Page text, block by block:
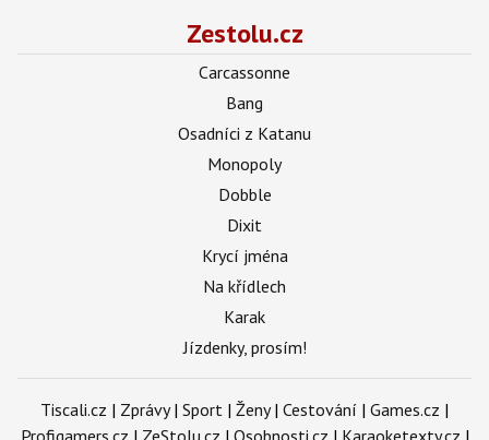
Zestolu.cz
Carcassonne
Bang
Osadníci z Katanu
Monopoly
Dobble
Dixit
Krycí jména
Na křídlech
Karak
Jízdenky, prosím!
Tiscali.cz | Zprávy| Sport | Ženy| Cestování | Games.cz |
Profigamers.cz | ZeStolu.cz | Osobnosti.cz | Karaoketexty.cz |